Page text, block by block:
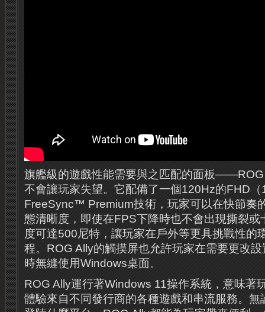
旗艦級的遊戲性能需要與之匹配的面板——ROG
不會讓玩家失望。它配備了一個120Hz的FHD
FreeSync™ Premium技術，玩家可以在快節奏
態清晰度，即使在FPS下降時也不會出現撕裂或
度可達500尼特，讓玩家在戶外等更具挑戰性的
程。ROG Ally的觸摸屏也允許玩家在需要更改
時無縫使用Windows桌面。
ROG Ally運行著Windows 11操作系統，意味著
體驗來自不同發行商的各種遊戲和串流服務。無